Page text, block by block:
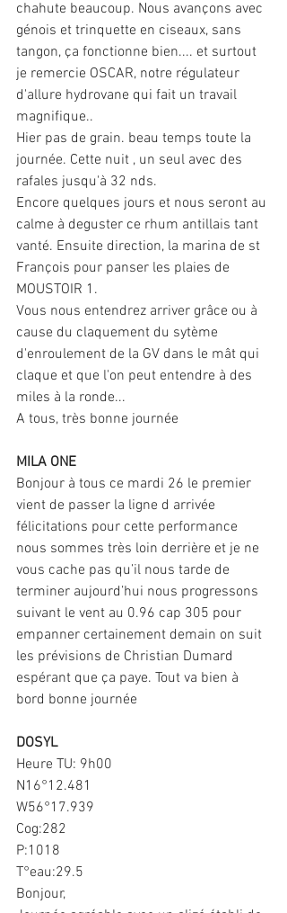
chahute beaucoup. Nous avançons avec
génois et trinquette en ciseaux, sans
tangon, ça fonctionne bien.... et surtout
je remercie OSCAR, notre régulateur
d'allure hydrovane qui fait un travail
magnifique..
Hier pas de grain. beau temps toute la
journée. Cette nuit , un seul avec des
rafales jusqu'à 32 nds.
Encore quelques jours et nous seront au
calme à deguster ce rhum antillais tant
vanté. Ensuite direction, la marina de st
François pour panser les plaies de
MOUSTOIR 1.
Vous nous entendrez arriver grâce ou à
cause du claquement du sytème
d'enroulement de la GV dans le mât qui
claque et que l'on peut entendre à des
miles à la ronde...
A tous, très bonne journée
MILA ONE
Bonjour à tous ce mardi 26 le premier
vient de passer la ligne d arrivée
félicitations pour cette performance
nous sommes très loin derrière et je ne
vous cache pas qu’il nous tarde de
terminer aujourd’hui nous progressons
suivant le vent au 0.96 cap 305 pour
empanner certainement demain on suit
les prévisions de Christian Dumard
espérant que ça paye. Tout va bien à
bord bonne journée
DOSYL
Heure TU: 9h00
N16°12.481
W56°17.939
Cog:282
P:1018
T°eau:29.5
Bonjour,